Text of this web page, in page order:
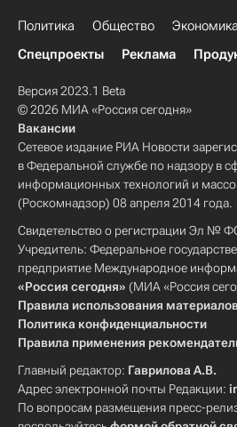
Политика Общество Экономика
Спецпроекты
Реклама
Версия 2023.1 Beta
© 2026 МИА «Россия сегодня»
Вакансии
Сетевое издание РИА Новости
в Федеральной службе по надзору в
информационных технологий и
(Роскомнадзор) 08 апреля 2014 года.
Свидетельство о регистрации Эл №
Учредитель: Федеральное
предприятие Международное
«Россия сегодня» (МИА «Россия
Правила использования
Политика конфиденциальности
Правила применения
Главный редактор: Гаврилова А.В.
Адрес электронной почты Редакции:
По вопросам размещения пресс-